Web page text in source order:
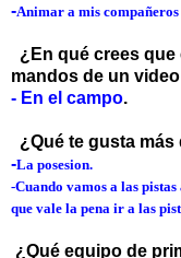
-Animar a mis
¿En qué crees
mandos de un
- En el campo.
¿Qué te gusta
-La posesion.
-Cuando vamos a las
que vale la pena ir a las
¿Qué equipo de